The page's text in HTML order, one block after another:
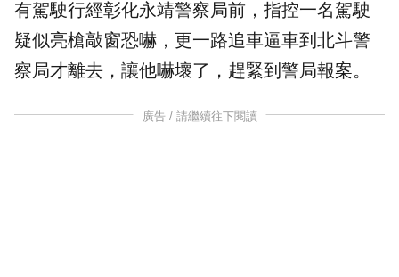
有駕駛行經彰化永靖警察局前，指控一名駕駛
疑似亮槍敲窗恐嚇 ，更一路追車逼車到 北斗警
察局才離去，讓他嚇壞了，趕緊到警局報案。
廣告 / 請繼續往下閱讀